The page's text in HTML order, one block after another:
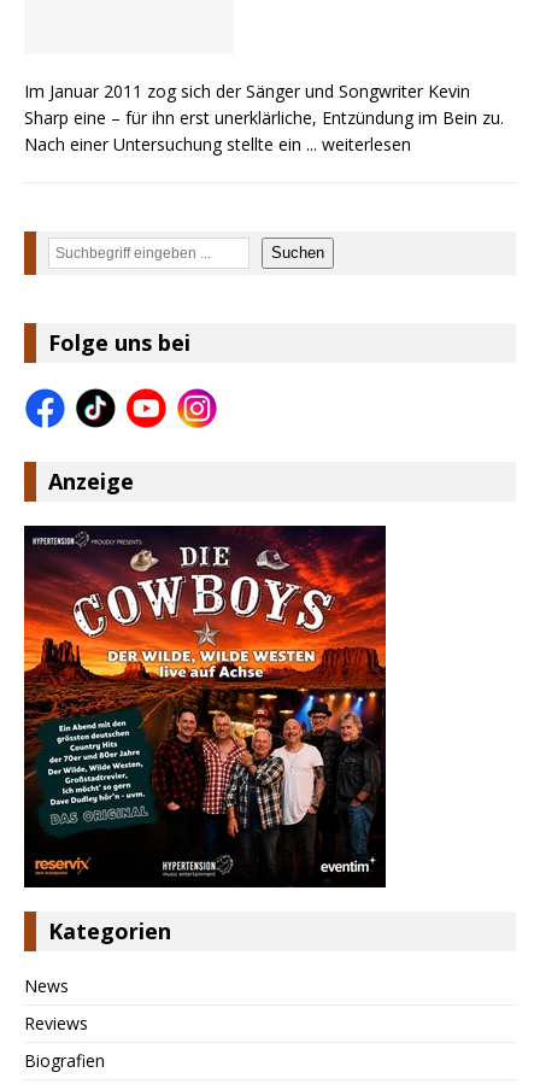
Im Januar 2011 zog sich der Sänger und Songwriter Kevin
Sharp eine – für ihn erst unerklärliche, Entzündung im Bein zu.
Nach einer Untersuchung stellte ein ... weiterlesen
Suchen Suchen
Folge uns bei
Anzeige
Kategorien
News
Reviews
Biografien